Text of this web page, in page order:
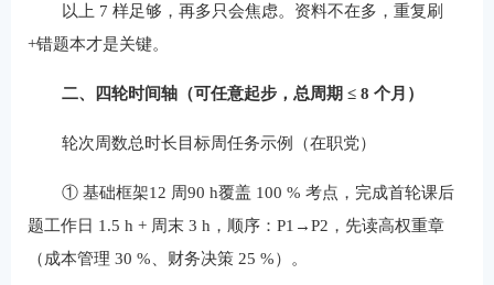
以上 7 样足够，再多只会焦虑。资料不在多，重复刷
+错题本才是关键。
二、四轮时间轴（可任意起步，总周期 ≤ 8 个月）
轮次周数总时长目标周任务示例（在职党）
① 基础框架12 周90 h覆盖 100 % 考点，完成首轮课后
题工作日 1.5 h + 周末 3 h，顺序：P1→P2，先读高权重章
（成本管理 30 %、财务决策 25 %）。